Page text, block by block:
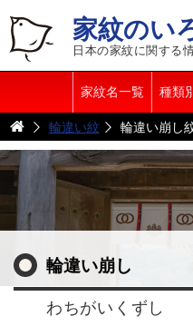
家紋のい
日本の家紋に関する
家紋名一覧 種類
輪違い紋 輪違い崩し
輪違い崩し
わちがいくずし